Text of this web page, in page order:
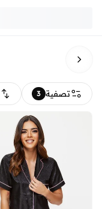
تصفية 3